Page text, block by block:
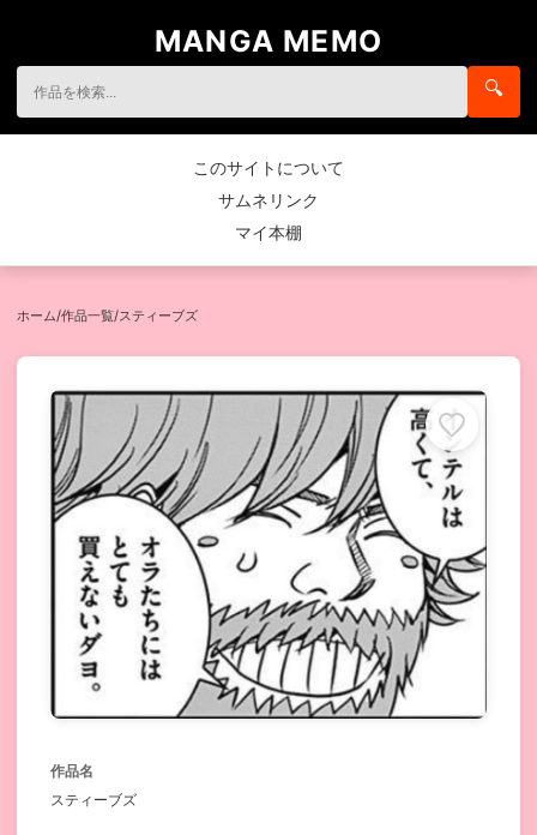
MANGA MEMO
🔍
このサイトについて
サムネリンク
マイ本棚
ホーム/作品一覧/スティーブズ
作品名
スティーブズ